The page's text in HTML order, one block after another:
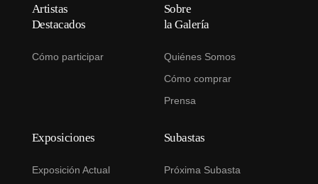
Artistas
Destacados
Cómo participar
Sobre
la Galería
Quiénes Somos
Cómo comprar
Prensa
Exposiciones
Exposición Actual
Subastas
Próxima Subasta